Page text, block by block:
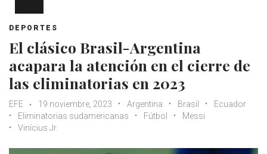
DEPORTES
El clásico Brasil-Argentina
acapara la atención en el cierre de
las eliminatorias en 2023
EFE 19 noviembre, 2023 Argentina Brasil
Ecuador
Eliminatorias sudamericanas
Fútbol
Messi
Vinícius Jr.